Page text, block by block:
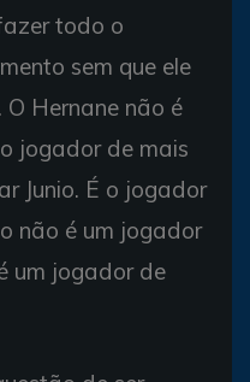
todo o
sem que ele
O Hernane não é
jogador de mais
Junio. É o jogador
não é um jogador
um jogador de